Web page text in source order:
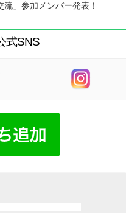
流」参加メンバー発表！
式SNS